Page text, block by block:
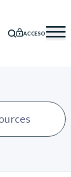
BÚSQUEDA
ACCESO